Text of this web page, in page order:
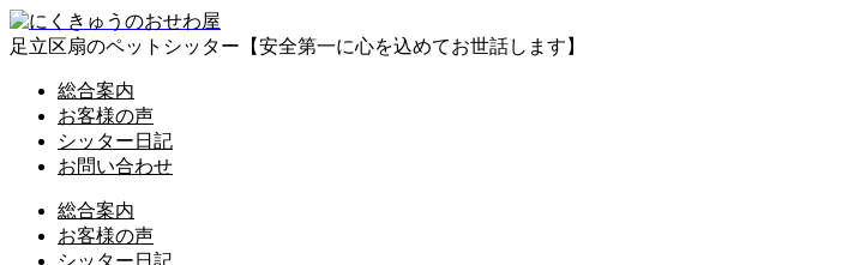
足立区扇のペットシッター【安全第一に心を込めてお世話します】
総合案内
お客様の声
シッター日記
お問い合わせ
総合案内
お客様の声
シッター日記